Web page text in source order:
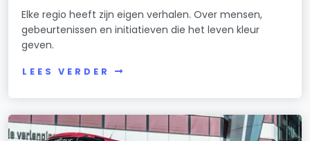
Elke regio heeft zijn eigen verhalen. Over mensen,
gebeurtenissen en initiatieven die het leven kleur
geven.
LEES VERDER